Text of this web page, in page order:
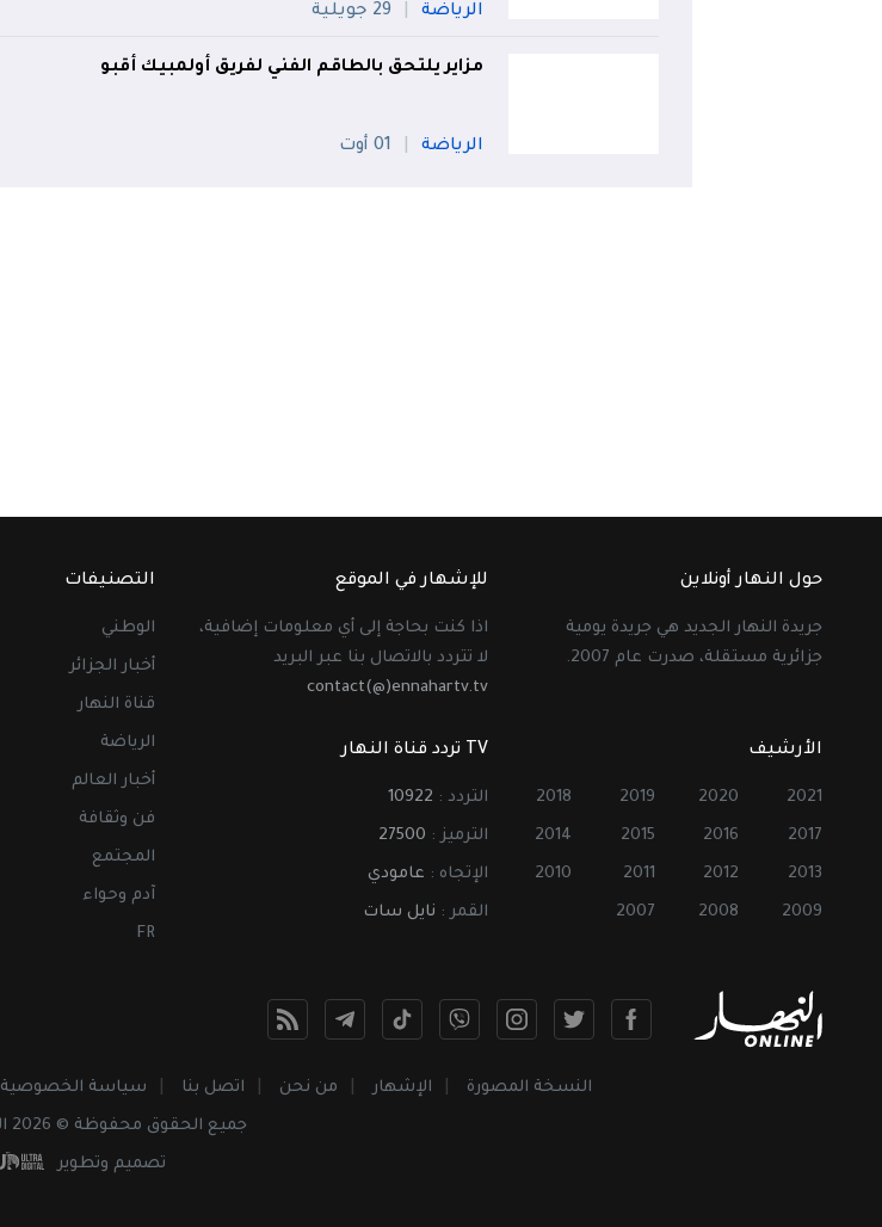
الرياضة 29 جويلية
مزاير يلتحق بالطاقم الفني لفريق أولمبيك أقبو
الرياضة 01 أوت
حول النهار أونلاين
جريدة النهار الجديد هي جريدة يومية
جزائرية مستقلة، صدرت عام 2007.
للإشهار في الموقع
اذا كنت بحاجة إلى أي معلومات إضافية،
لا تتردد بالاتصال بنا عبر البريد
contact(@)ennahartv.tv
الأرشيف
2021
2020
2019
2018
2017
2016
2015
2014
2013
2012
2011
2010
2009
2008
2007
TV تردد قناة النهار
التردد : 10922
الترميز : 27500
الإتجاه : عامودي
القمر : نايل سات
التصنيفات
الوطني
أخبار الجزائر
قناة النهار
الرياضة
أخبار العالم
فن وثقافة
المجتمع
آدم وحواء
FR
النسخة المصورة الإشهار من نحن اتصل بنا سياسة الخصوصية
جميع الحقوق محفوظة © 2026 النهار أونلاين
تصميم وتطوير